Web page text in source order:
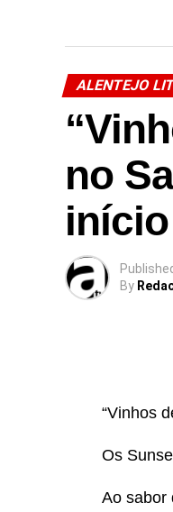
ALENTEJO
no
By
“Vinhos
Os
Ao sabor